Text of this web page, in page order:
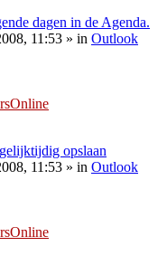
dagen in de Agenda.
11:53 » in Outlook
opslaan
11:53 » in Outlook